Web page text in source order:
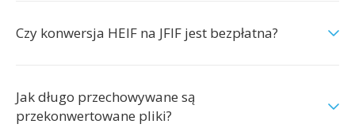
Czy konwersja HEIF na JFIF jest bezpłatna?
Jak długo przechowywane są
przekonwertowane pliki?